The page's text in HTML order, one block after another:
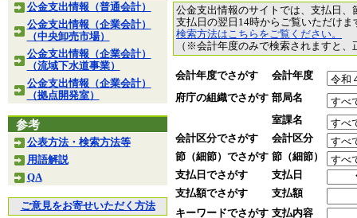
公金支出情報（普通会計）
公金支出情報（企業会計）
（中央卸売市場）
公金支出情報（企業会計）
（流域下水道事業）
公金支出情報（企業会計）
（拠点開発室）
参考
公表方法・検索方法等
用語解説
QA
ご意見をお寄せいただく方法
公金支出情報のサイトでは、支払日
支払日の翌日14時からご覧いただけ
検索方法はこちらをご覧ください。
（※会計年度のみで検索されますと
会計年度でさがす
会計年度
府庁の組織でさがす 部局名
室課名
会計区分でさがす
会計区分
節（細節）でさがす 節（細節）
支払日でさがす
支払日
支払額でさがす
支払額
キーワードでさがす 支払内容